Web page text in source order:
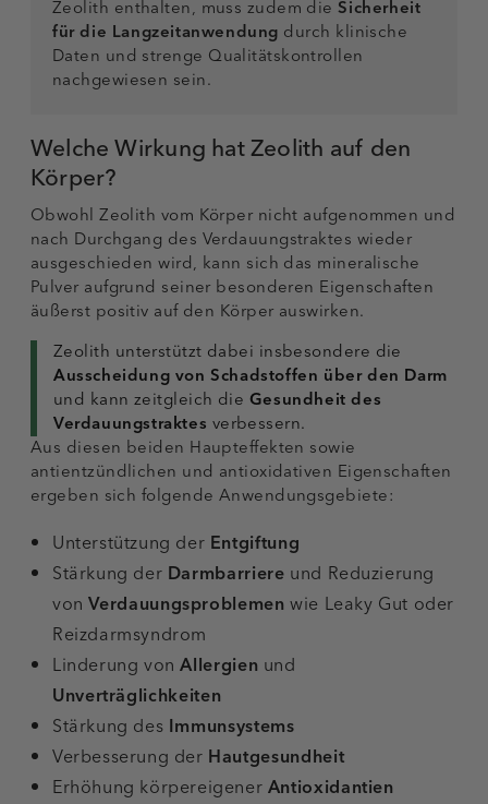
Zeolith enthalten, muss zudem dieSicherheit
für die Langzeitanwendung durch klinische
Daten und strenge Qualitätskontrollen
nachgewiesen sein.
Welche Wirkung hat Zeolith auf den
Körper?
Obwohl Zeolith vom Körper nicht aufgenommen und
nach Durchgang des Verdauungstraktes wieder
ausgeschieden wird, kann sich das mineralische
Pulver aufgrund seiner besonderen Eigenschaften
äußerst positiv auf den Körper auswirken.
Zeolith unterstützt dabei insbesondere die
Ausscheidung von Schadstoffen über den Darm
und kann zeitgleich die Gesundheit des
Verdauungstraktes verbessern.
Aus diesen beiden Haupteffekten sowie
antientzündlichen und antioxidativen Eigenschaften
ergeben sich folgende Anwendungsgebiete:
Unterstützung der Entgiftung
Stärkung der Darmbarriere und Reduzierung
vonVerdauungsproblemen wie Leaky Gut oder
Reizdarmsyndrom
Linderung vonAllergien und
Unverträglichkeiten
Stärkung des Immunsystems
Verbesserung der Hautgesundheit
Erhöhung körpereigenerAntioxidantien